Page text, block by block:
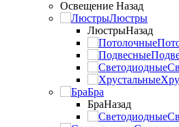
Освещение Назад
Люстры
ЛюстрыНазад
Бра
БраНазад